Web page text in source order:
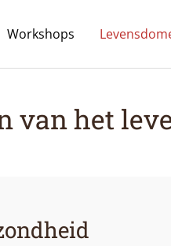
Workshops
van het